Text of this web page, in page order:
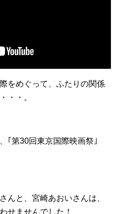
をめぐって、ふたりの関係
・・。
｢第30回東京国際映画祭｣
んと、宮崎あおいさんは、
せませんでした！